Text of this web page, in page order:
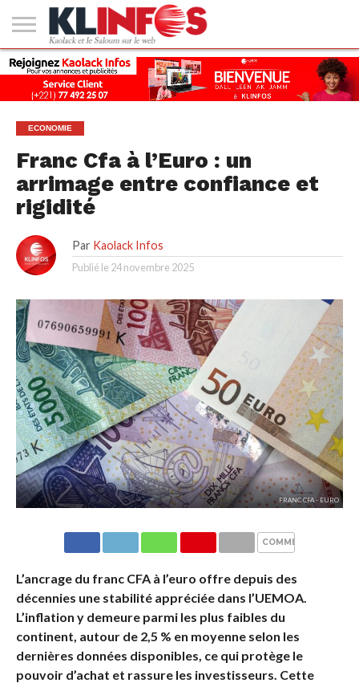
#2
(PAS
DE
TITRE)
KAOLACK
POLITIQUE
ECONOMIE
SOCIÉTÉ
CULTURE
PEOPLE
SPORT
SANTÉ
AFRIQUE
INTERNATIONAL
EMPLOI &
FORMATION
ECONOMIE
Franc Cfa à l’Euro : un
arrimage entre confiance et
rigidité
Par Kaolack Infos
Publié le 24 novembre 2025
FRANC CFA - EURO
COMMENTAIRES
L’ancrage du franc CFA à l’euro offre depuis des
décennies une stabilité appréciée dans l’UEMOA.
L’inflation y demeure parmi les plus faibles du
continent, autour de 2,5 % en moyenne selon les
dernières données disponibles, ce qui protège le
pouvoir d’achat et rassure les investisseurs. Cette